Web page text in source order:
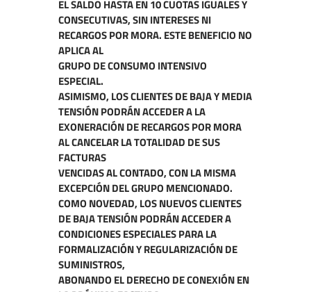
EL SALDO HASTA EN 10 CUOTAS IGUALES Y
CONSECUTIVAS, SIN INTERESES NI
RECARGOS POR MORA. ESTE BENEFICIO NO
APLICA AL
GRUPO DE CONSUMO INTENSIVO
ESPECIAL.
ASIMISMO, LOS CLIENTES DE BAJA Y MEDIA
TENSIÓN PODRÁN ACCEDER A LA
EXONERACIÓN DE RECARGOS POR MORA
AL CANCELAR LA TOTALIDAD DE SUS
FACTURAS
VENCIDAS AL CONTADO, CON LA MISMA
EXCEPCIÓN DEL GRUPO MENCIONADO.
COMO NOVEDAD, LOS NUEVOS CLIENTES
DE BAJA TENSIÓN PODRÁN ACCEDER A
CONDICIONES ESPECIALES PARA LA
FORMALIZACIÓN Y REGULARIZACIÓN DE
SUMINISTROS,
ABONANDO EL DERECHO DE CONEXIÓN EN